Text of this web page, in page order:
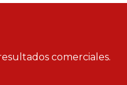
comerciales.